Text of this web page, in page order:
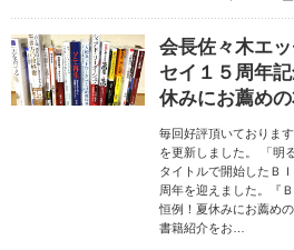
会長佐々木エ
セイ１５周年
休みにお薦めの
毎回好評頂いておりま
を更新しました。 「明
タイトルで開始したＢ
周年を迎えました。『
恒例！夏休みにお薦め
書籍紹介をお…